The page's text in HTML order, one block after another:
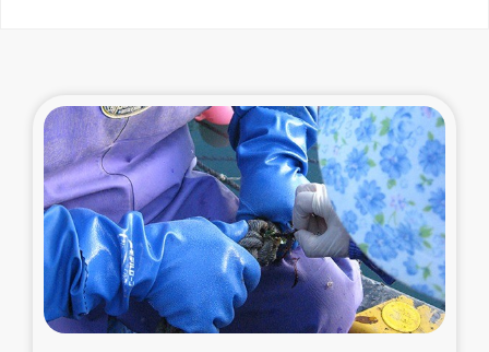
東ティモール豪雨緊急支援
大雨による洪水被災者支援
カカオ生産者支援事業
シリア国内避難民・帰還民の生活再建支援
トルコにおけるシリア難民支援事業